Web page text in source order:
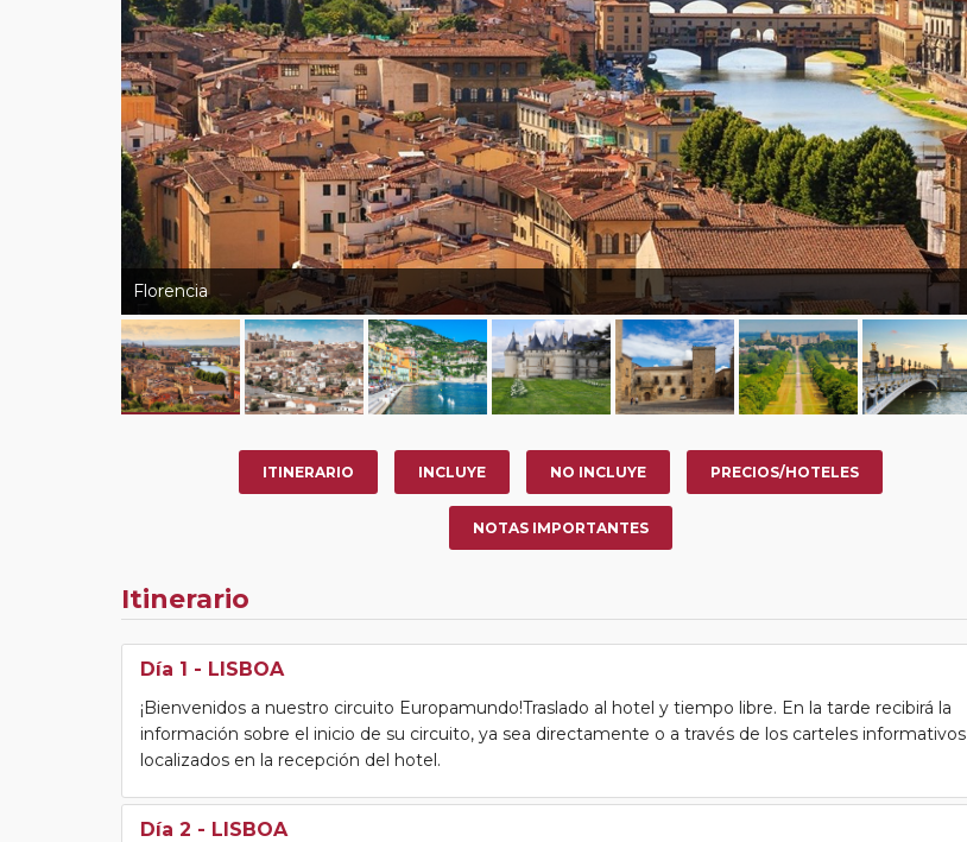
Florencia
ITINERARIO INCLUYE NO INCLUYE PRECIOS/HOTELES
NOTAS IMPORTANTES
Itinerario
Día 1 - LISBOA
¡Bienvenidos a nuestro circuito Europamundo!Traslado al hotel y tiempo libre. En la tarde recibirá la
información sobre el inicio de su circuito, ya sea directamente o a través de los carteles informativos
localizados en la recepción del hotel.
Día 2 - LISBOA